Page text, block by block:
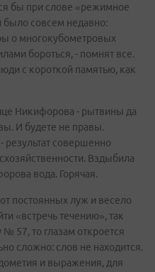
бы при слове «режимное
было совсем недавно:
о многокубометровых
бороться, - помнят все.
с короткой памятью, как
Никифорова - рытвины да
И будете не правы.
совершенно
Вздыбила
вода. Горячая.
постоянных луж и весело
«встречь течению», так
57, то глазам откроется
сложно: слов не находится.
и выражения, для